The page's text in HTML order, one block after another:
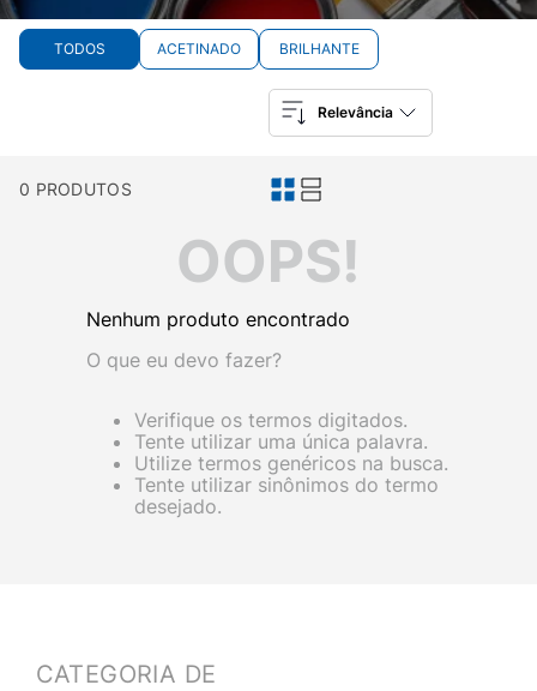
TODOS ACETINADO BRILHANTE
Relevância
0 PRODUTOS
OOPS!
Nenhum produto encontrado
O que eu devo fazer?
Verifique os termos digitados.
Tente utilizar uma única palavra.
Utilize termos genéricos na busca.
Tente utilizar sinônimos do termo
desejado.